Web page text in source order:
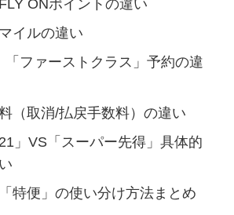
ONポイントの違い
イルの違い
「ファーストクラス」予約の違
（取消/払戻手数料）の違い
」VS「スーパー先得」具体的
特便」の使い分け方法まとめ